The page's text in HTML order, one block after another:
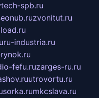
spb.ru
zvonitut.ru
ru-industria.ru
fefu.ruzarges-ru.ru
utrovortu.ru
mkcslava.ru